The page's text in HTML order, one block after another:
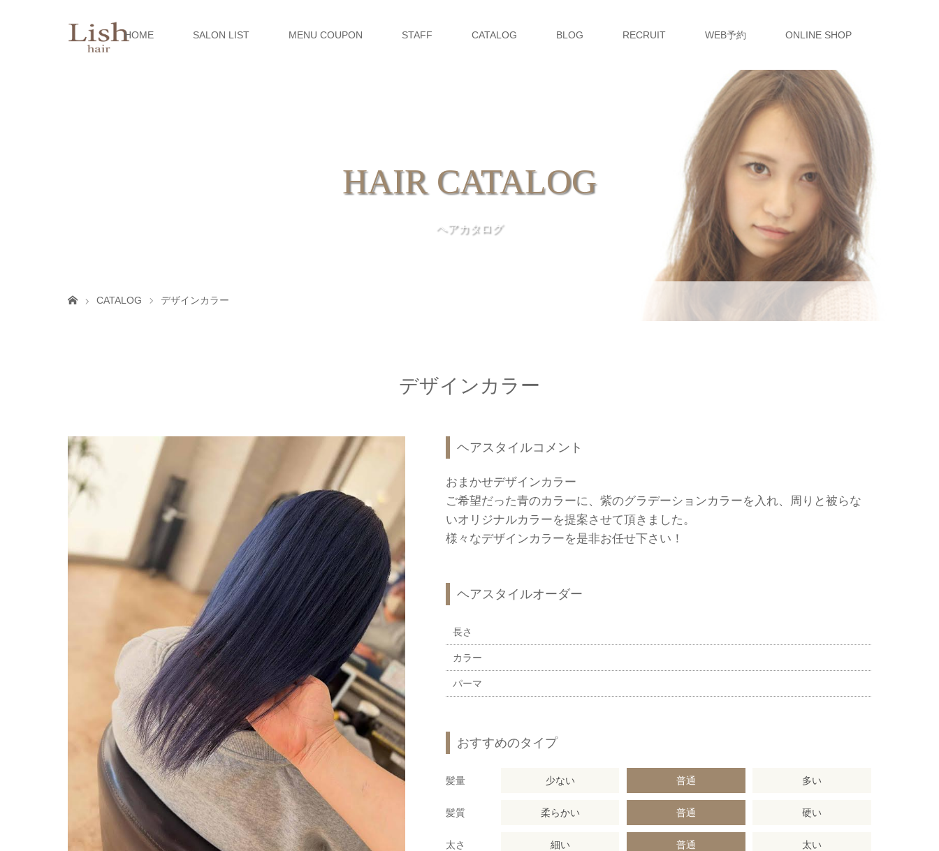
HOME SALON LIST MENU COUPON STAFF CATALOG BLOG RECRUIT WEB予約 ONLINE SHOP
HAIR CATALOG
ヘアカタログ
CATALOG デザインカラー
デザインカラー
ヘアスタイルコメント
おまかせデザインカラー
ご希望だった青のカラーに、紫のグラデーションカラーを入れ、周りと被らな
いオリジナルカラーを提案させて頂きました。
様々なデザインカラーを是非お任せ下さい！
ヘアスタイルオーダー
長さ
カラー
パーマ
おすすめのタイプ
髪量 少ない 普通 多い
髪質 柔らかい 普通 硬い
太さ 細い 普通 太い